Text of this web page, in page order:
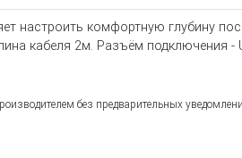
настроить комфортную глубину
кабеля 2м. Разъём подключения -
без предварительных